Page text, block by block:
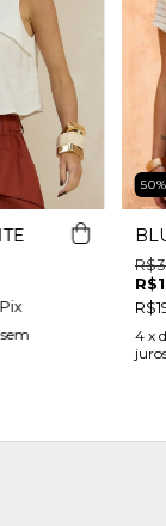
Pix
sem
50
4 x